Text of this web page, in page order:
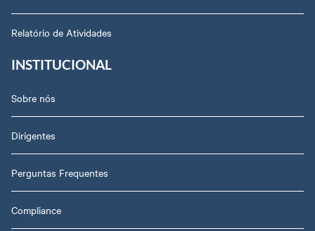
Relatório de Atividades
INSTITUCIONAL
Sobre nós
Dirigentes
Perguntas Frequentes
Compliance